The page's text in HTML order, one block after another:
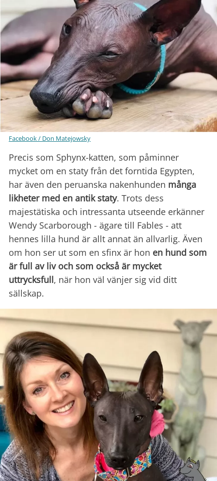
Facebook / Don Matejowsky
Precis som Sphynx-katten, som påminner
mycket om en staty från det forntida Egypten,
har även den peruanska nakenhunden många
likheter med en antik staty. Trots dess
majestätiska och intressanta utseende erkänner
Wendy Scarborough - ägare till Fables - att
hennes lilla hund är allt annat än allvarlig. Även
om hon ser ut som en sfinx är hon en hund som
är full av liv och som också är mycket
uttrycksfull, när hon väl vänjer sig vid ditt
sällskap.